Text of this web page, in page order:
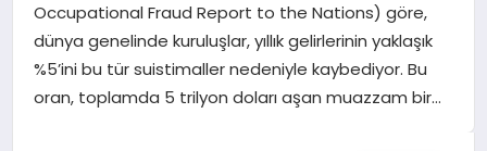
EĞITIM
Occupational Fraud Report to the Nations) göre,
dünya genelinde kuruluşlar, yıllık gelirlerinin yaklaşık
%5’ini bu tür suistimaller nedeniyle kaybediyor. Bu
oran, toplamda 5 trilyon doları aşan muazzam bir…